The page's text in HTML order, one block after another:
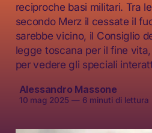
reciproche basi militari. Tra
secondo Merz il cessate il
sarebbe vicino, il Consiglio
legge toscana per il fine
per vedere gli speciali
Alessandro Massone
10 mag 2025 —6 minuti di lettura